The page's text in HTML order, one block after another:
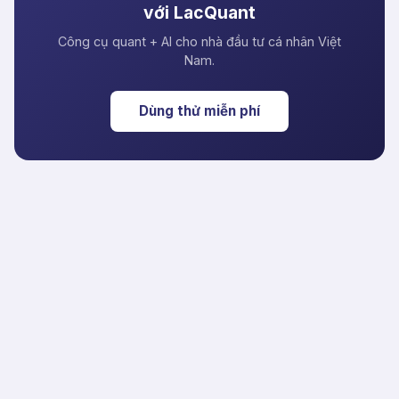
với LacQuant
Công cụ quant + AI cho nhà đầu tư cá nhân Việt
Nam.
Dùng thử miễn phí